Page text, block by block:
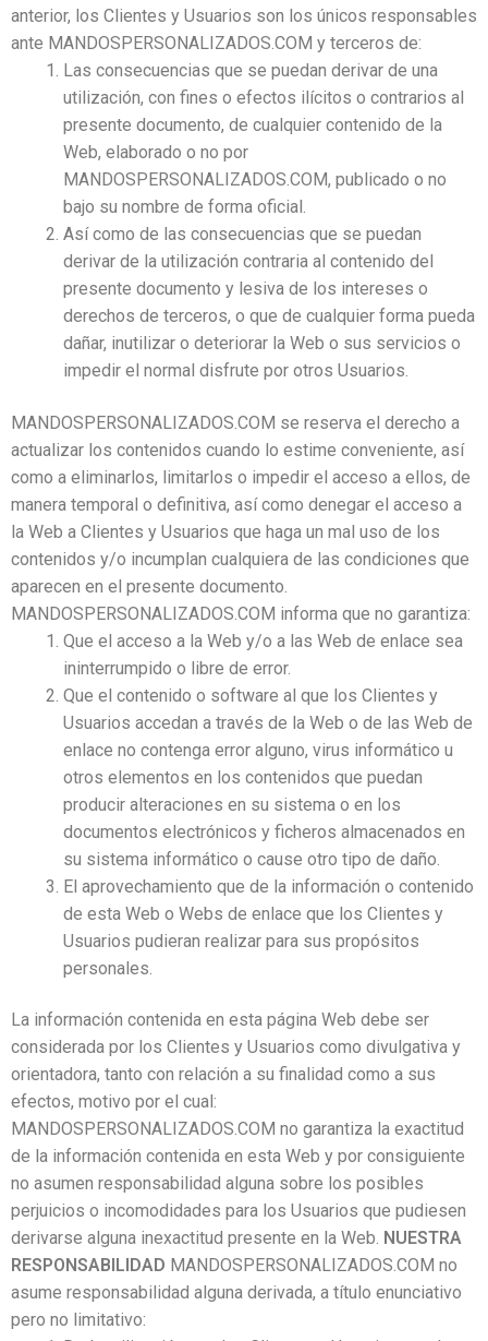
anterior, los Clientes y Usuarios son los únicos responsables
ante MANDOSPERSONALIZADOS.COM y terceros de:
Las consecuencias que se puedan derivar de una
utilización, con fines o efectos ilícitos o contrarios al
presente documento, de cualquier contenido de la
Web, elaborado o no por
MANDOSPERSONALIZADOS.COM, publicado o no
bajo su nombre de forma oficial.
Así como de las consecuencias que se puedan
derivar de la utilización contraria al contenido del
presente documento y lesiva de los intereses o
derechos de terceros, o que de cualquier forma pueda
dañar, inutilizar o deteriorar la Web o sus servicios o
impedir el normal disfrute por otros Usuarios.
MANDOSPERSONALIZADOS.COM se reserva el derecho a
actualizar los contenidos cuando lo estime conveniente, así
como a eliminarlos, limitarlos o impedir el acceso a ellos, de
manera temporal o definitiva, así como denegar el acceso a
la Web a Clientes y Usuarios que haga un mal uso de los
contenidos y/o incumplan cualquiera de las condiciones que
aparecen en el presente documento.
MANDOSPERSONALIZADOS.COM informa que no garantiza:
Que el acceso a la Web y/o a las Web de enlace sea
ininterrumpido o libre de error.
Que el contenido o software al que los Clientes y
Usuarios accedan a través de la Web o de las Web de
enlace no contenga error alguno, virus informático u
otros elementos en los contenidos que puedan
producir alteraciones en su sistema o en los
documentos electrónicos y ficheros almacenados en
su sistema informático o cause otro tipo de daño.
El aprovechamiento que de la información o contenido
de esta Web o Webs de enlace que los Clientes y
Usuarios pudieran realizar para sus propósitos
personales.
La información contenida en esta página Web debe ser
considerada por los Clientes y Usuarios como divulgativa y
orientadora, tanto con relación a su finalidad como a sus
efectos, motivo por el cual:
MANDOSPERSONALIZADOS.COM no garantiza la exactitud
de la información contenida en esta Web y por consiguiente
no asumen responsabilidad alguna sobre los posibles
perjuicios o incomodidades para los Usuarios que pudiesen
derivarse alguna inexactitud presente en la Web. NUESTRA
RESPONSABILIDAD MANDOSPERSONALIZADOS.COM no
asume responsabilidad alguna derivada, a título enunciativo
pero no limitativo: